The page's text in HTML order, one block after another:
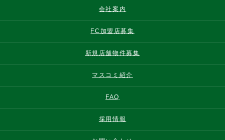
会社案内
FC加盟店募集
新規店舗物件募集
マスコミ紹介
FAQ
採用情報